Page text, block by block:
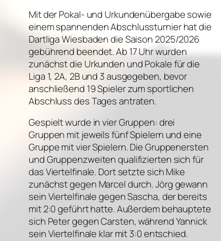
Mit der Pokal- und Urkundenübergabe sowie
einem spannenden Abschlussturnier hat die
Dartliga Wiesbaden die Saison 2025/2026
gebührend beendet. Ab 17 Uhr wurden
zunächst die Urkunden und Pokale für die
Liga 1, 2A, 2B und 3 ausgegeben, bevor
anschließend 19 Spieler zum sportlichen
Abschluss des Tages antraten.
Gespielt wurde in vier Gruppen: drei
Gruppen mit jeweils fünf Spielern und eine
Gruppe mit vier Spielern. Die Gruppenersten
und Gruppenzweiten qualifizierten sich für
das Viertelfinale. Dort setzte sich Mike
zunächst gegen Marcel durch. Jörg gewann
sein Viertelfinale gegen Sascha, der bereits
mit 2:0 geführt hatte. Außerdem behauptete
sich Peter gegen Carsten, während Yannick
sein Viertelfinale klar mit 3:0 entschied.